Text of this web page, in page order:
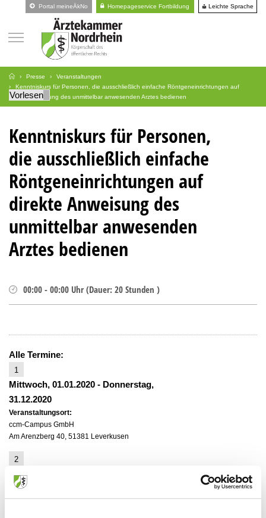
Portal meineÄkNo Homepageservice Fortbildung Leichte Sprache
Presse
Veranstaltungen
Kenntniskurs für Personen, die ausschließlich einfache Röntgeneinrichtungen auf
direkte Anweisung des unmittelbar anwesenden Arztes bedienen
Vorlesen
Kenntniskurs für Personen,
die ausschließlich einfache
Röntgeneinrichtungen auf
direkte Anweisung des
unmittelbar anwesenden
Arztes bedienen
00:00 - 00:00 Uhr (Dauer: 20 Stunden )
Alle Termine:
1
Mittwoch, 01.01.2020 - Donnerstag,
31.12.2020
Veranstaltungsort:
ccm-Campus GmbH
Am Arenzberg 40, 51381 Leverkusen
2
Mittwoch, 01.01.2020
31.12.2020